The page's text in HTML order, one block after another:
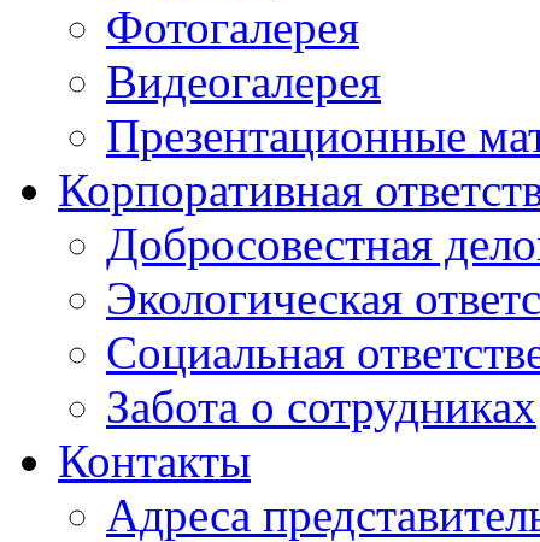
Фотогалерея
Видеогалерея
Презентационные
Корпоративная
Добросовестная
Экологическая
Социальная
Забота о сотрудниках
Контакты
Адреса